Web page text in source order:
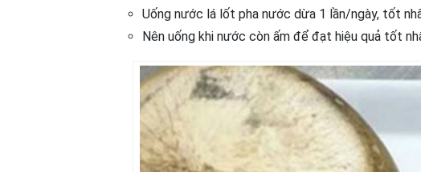
Uống nước lá lốt pha nước dừa 1 lần/ngày, tốt
Nên uống khi nước còn ấm để đạt hiệu quả tốt